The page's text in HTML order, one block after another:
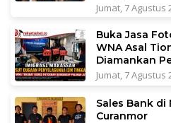
Jumat, 7 Agustus
Buka Jasa
WNA Asal
Diamankan
Jumat, 7 Agustus
Sales Bank di
Curanmor